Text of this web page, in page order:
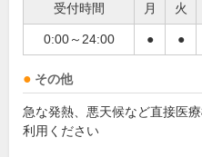
受付時間 月 火
0:00～24:00 ● ●
その他
急な発熱、悪天候など直接医
利用ください